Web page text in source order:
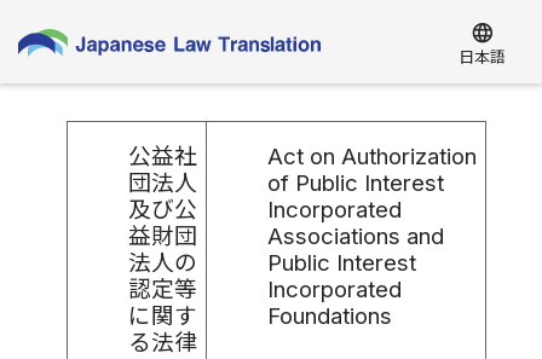
language
日本語
公益社
団法人
及び公
益財団
法人の
認定等
に関す
る法律
Act on Authorization
of Public Interest
Incorporated
Associations and
Public Interest
Incorporated
Foundations